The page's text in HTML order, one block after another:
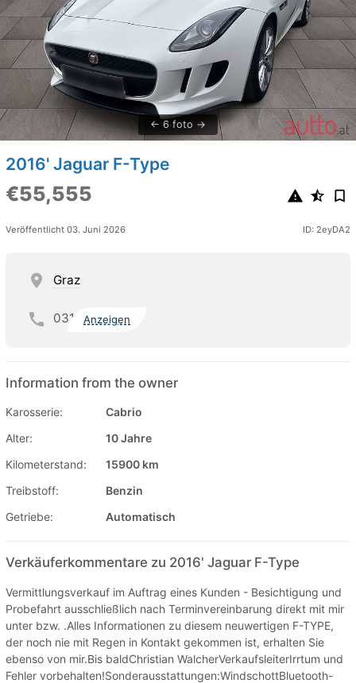
6 foto
2016' Jaguar F-Type
€55,555
Veröffentlicht 03. Juni 2026 ID: 2eyDA2
Graz
031 Anzeigen
Information from the owner
Karosserie:
Cabrio
Alter:
10 Jahre
Kilometerstand:
15900 km
Treibstoff:
Benzin
Getriebe:
Automatisch
Verkäuferkommentare zu 2016' Jaguar F-Type
Vermittlungsverkauf im Auftrag eines Kunden - Besichtigung und
Probefahrt ausschließlich nach Terminvereinbarung direkt mit mir
unter bzw. .Alles Informationen zu diesem neuwertigen F-TYPE,
der noch nie mit Regen in Kontakt gekommen ist, erhalten Sie
ebenso von mir.Bis baldChristian WalcherVerkaufsleiterIrrtum und
Fehler vorbehalten!Sonderausstattungen:WindschottBluetooth-